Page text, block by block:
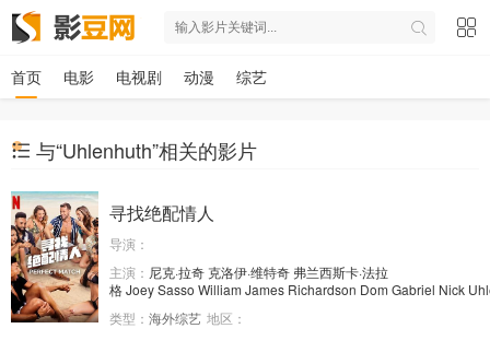
首页 电影 电视剧 动漫 综艺
与“Uhlenhuth”相关的影片
寻找绝配情人
导演：
主演： 尼克·拉奇 克洛伊·维特奇 弗兰西斯卡·法拉
格JoeySasso William James Richardson Dom Gabriel Nick
类型： 海外综艺 地区：